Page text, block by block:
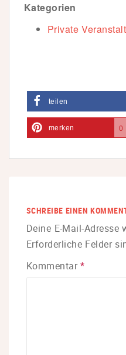
Kategorien
Private
teilen
merken 0
SCHREIBE EINEN
Deine E-Mail-
Erforderliche Felder
Kommentar*